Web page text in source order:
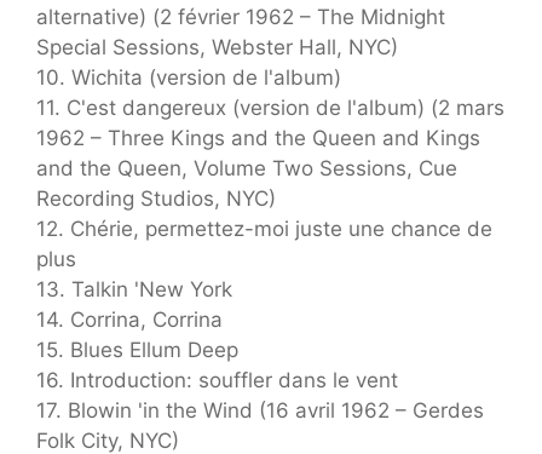
alternative) (2 février 1962 – The Midnight
Special Sessions, Webster Hall, NYC)
10. Wichita (version de l'album)
11. C'est dangereux (version de l'album) (2 mars
1962 – Three Kings and the Queen and Kings
and the Queen, Volume Two Sessions, Cue
Recording Studios, NYC)
12. Chérie, permettez-moi juste une chance de
plus
13. Talkin 'New York
14. Corrina, Corrina
15. Blues Ellum Deep
16. Introduction: souffler dans le vent
17. Blowin 'in the Wind (16 avril 1962 – Gerdes
Folk City, NYC)